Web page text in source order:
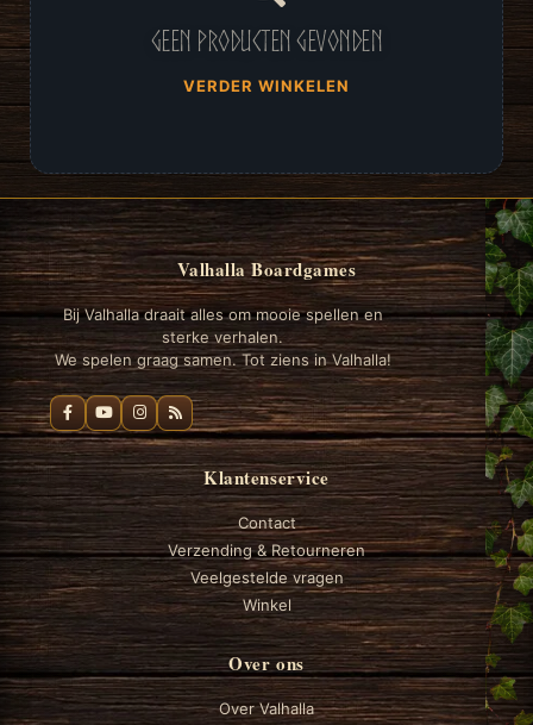
Geen producten gevonden
VERDER WINKELEN
Valhalla Boardgames
Bij Valhalla draait alles om mooie spellen en
sterke verhalen.
We spelen graag samen. Tot ziens in Valhalla!
Klantenservice
Contact
Verzending & Retourneren
Veelgestelde vragen
Winkel
Over ons
Over Valhalla